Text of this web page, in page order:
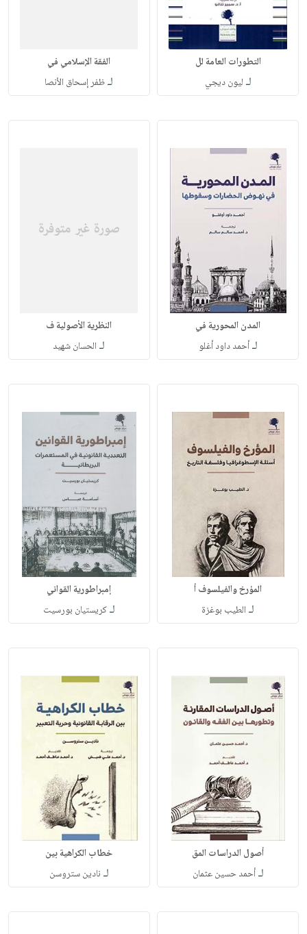
التطورات العامة لل
لـ ليون ديجي
الفقة الإسلامي في
لـظفر إسحاق الأنصا
المدن المحورية في
لـأحمد داود أغلو
النظرية الأصولية ف
لـ الحسان شهيد
المؤرخ والفيلسوف أ
لـ الطيب بوغزة
إمبراطورية القواني
لـكريستيان بورسيت
أصول الدراسات المق
لـأحمد حسين عثمان
خطاب الكراهية بين
لـ نادين ستروسن